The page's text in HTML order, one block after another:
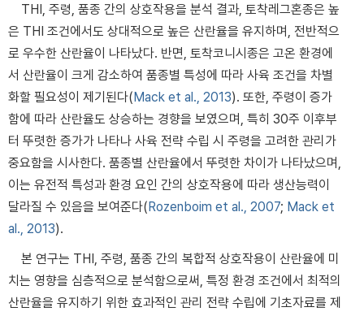
THI, 주령, 품종 간의 상호작용을 분석 결과, 토착레그혼종은 높
은 THI 조건에서도 상대적으로 높은 산란율을 유지하며, 전반적으
로 우수한 산란율이 나타났다. 반면, 토착코니시종은 고온 환경에
서 산란율이 크게 감소하여 품종별 특성에 따라 사육 조건을 차별
화할 필요성이 제기된다(Mack et al., 2013). 또한, 주령이 증가
함에 따라 산란율도 상승하는 경향을 보였으며, 특히 30주 이후부
터 뚜렷한 증가가 나타나 사육 전략 수립 시 주령을 고려한 관리가
중요함을 시사한다. 품종별 산란율에서 뚜렷한 차이가 나타났으며,
이는 유전적 특성과 환경 요인 간의 상호작용에 따라 생산능력이
달라질 수 있음을 보여준다(Rozenboim et al., 2007; Mack et
al., 2013).
본 연구는 THI, 주령, 품종 간의 복합적 상호작용이 산란율에 미
치는 영향을 심층적으로 분석함으로써, 특정 환경 조건에서 최적의
산란율을 유지하기 위한 효과적인 관리 전략 수립에 기초자료를 제